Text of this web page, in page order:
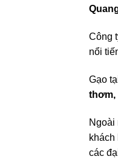
Công
nổi
Gạo
thơm,
Ngoài
khách
các